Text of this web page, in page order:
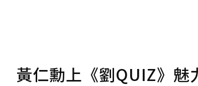
黃仁勳上《劉QUIZ》